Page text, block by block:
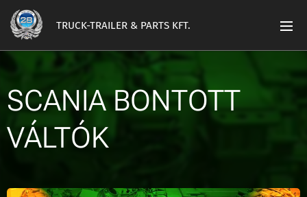
TRUCK-TRAILER & PARTS KFT.
SCANIA BONTOTT
VÁLTÓK